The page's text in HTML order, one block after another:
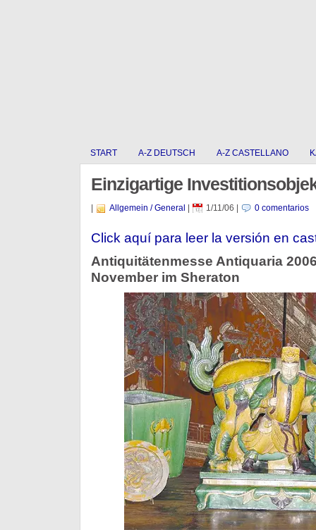
START A-Z DEUTSCH A-Z CASTELLANO
Einzigartige
Allgemein / General 1/11/06 0 comentarios
Click aquí para leer la versión en
Antiquitätenmesse Antiquaria
November im Sheraton